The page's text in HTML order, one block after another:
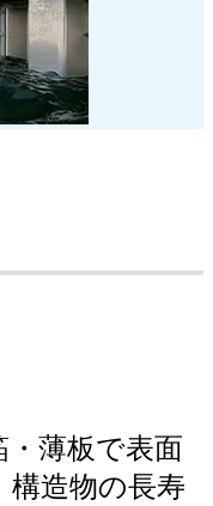
薄板で表面
構造物の長寿